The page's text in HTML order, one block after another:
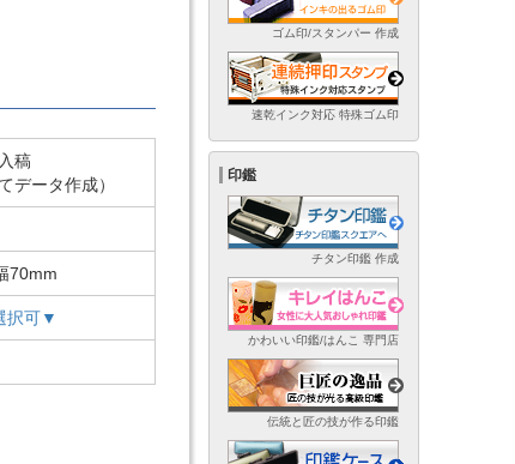
稿
データ作成）
70mm
択可▼
ゴム印/スタンパー 作成
速乾インク対応 特殊ゴム印
印鑑
チタン印鑑 作成
かわいい印鑑/はんこ 専門店
伝統と匠の技が作る印鑑